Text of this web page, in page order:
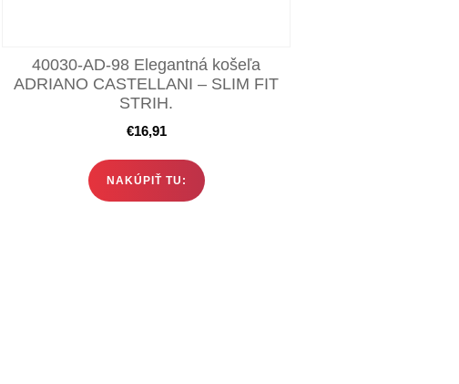
40030-AD-98 Elegantná košeľa
ADRIANO CASTELLANI – SLIM FIT
STRIH.
€16,91
NAKÚPIŤ TU: